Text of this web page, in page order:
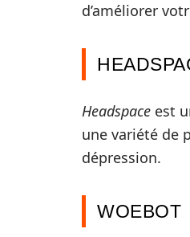
d’améliorer
Headspace est
une variété de
dépression.
WOEBOT